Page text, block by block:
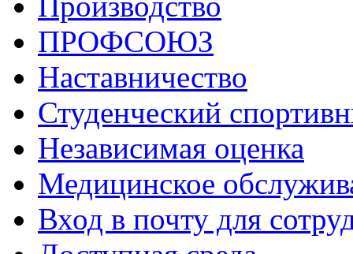
ПРОФСОЮЗ
Наставничество
Студенческий
Независимая оценка
Медицинское
Вход в почту для